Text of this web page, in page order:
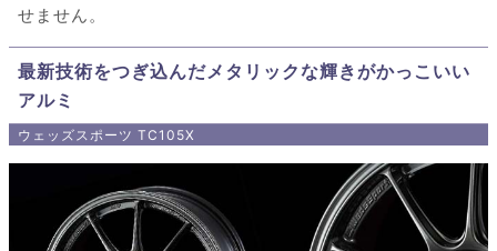
せません。
最新技術をつぎ込んだメタリックな輝きがかっこいい
アルミ
ウェッズスポーツ TC105X